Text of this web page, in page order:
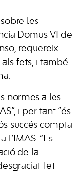
les
Domus VI de
requereix
als fets, i també
normes a les
i per tant “és
succés compta
“Es
de la
fet